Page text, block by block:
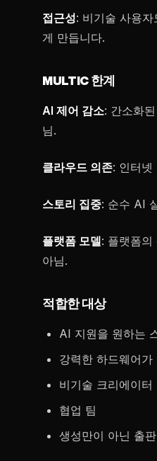
접근성: 비기술 사용
게 만듭니다.
MULTIC 한계
AI 제어 감소: 간소화
님.
클라우드 의존: 인터넷
스토리 집중: 순수 AI
플랫폼 모델: 플랫폼의
아님.
적합한 대상
AI 지원을 원하는
강력한 하드웨어
비기술 크리에이터
협업 팀
생성만이 아닌 출